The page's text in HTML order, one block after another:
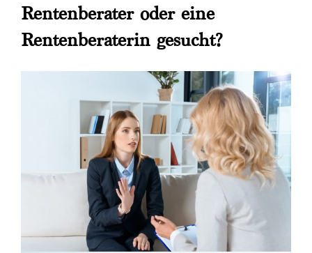
Rentenberater oder eine
Rentenberaterin gesucht?